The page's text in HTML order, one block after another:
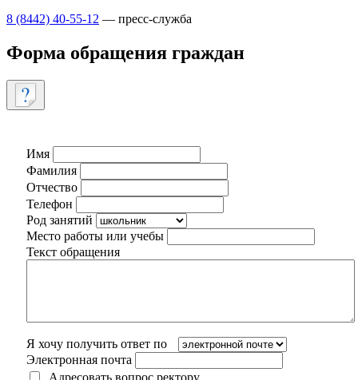
8 (8442) 40-55-12 — пресс-служба
Форма обращения граждан
Имя
Фамилия
Отчество
Телефон
Род занятий
Место работы или учебы
Текст обращения
Я хочу получить ответ по
Электронная почта